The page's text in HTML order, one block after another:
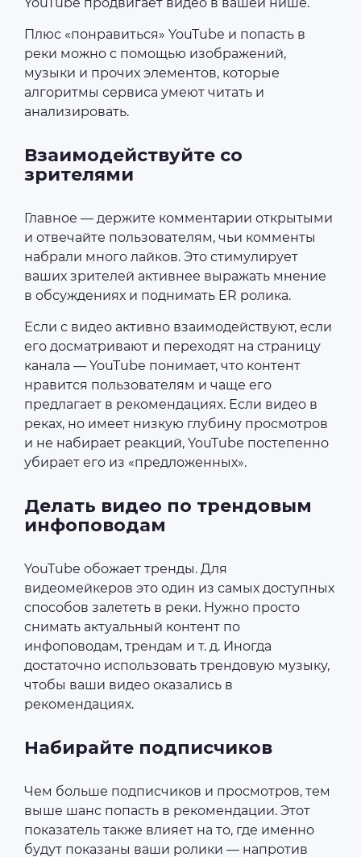
Плюс «понравиться» YouTube и попасть в
реки можно с помощью изображений,
музыки и прочих элементов, которые
алгоритмы сервиса умеют читать и
анализировать.
Взаимодействуйте со
зрителями
Главное — держите комментарии открытыми
и отвечайте пользователям, чьи комменты
набрали много лайков. Это стимулирует
ваших зрителей активнее выражать мнение
в обсуждениях и поднимать ER ролика.
Если с видео активно взаимодействуют, если
его досматривают и переходят на страницу
канала — YouTube понимает, что контент
нравится пользователям и чаще его
предлагает в рекомендациях. Если видео в
реках, но имеет низкую глубину просмотров
и не набирает реакций, YouTube постепенно
убирает его из «предложенных».
Делать видео по трендовым
инфоповодам
YouTube обожает тренды. Для
видеомейкеров это один из самых доступных
способов залететь в реки. Нужно просто
снимать актуальный контент по
инфоповодам, трендам и т. д. Иногда
достаточно использовать трендовую музыку,
чтобы ваши видео оказались в
рекомендациях.
Набирайте подписчиков
Чем больше подписчиков и просмотров, тем
выше шанс попасть в рекомендации. Этот
показатель также влияет на то, где именно
будут показаны ваши ролики — напротив